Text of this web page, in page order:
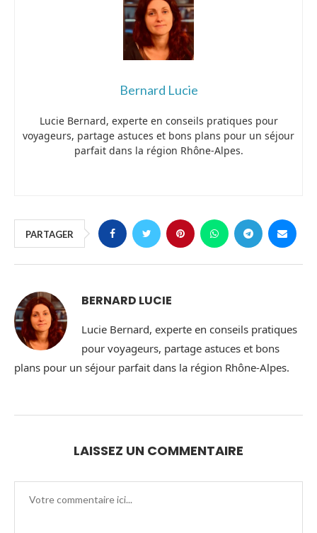
Bernard Lucie
Lucie Bernard, experte en conseils pratiques pour
voyageurs, partage astuces et bons plans pour un séjour
parfait dans la région Rhône-Alpes.
PARTAGER
BERNARD LUCIE
Lucie Bernard, experte en conseils pratiques
pour voyageurs, partage astuces et bons
plans pour un séjour parfait dans la région Rhône-Alpes.
LAISSEZ UN COMMENTAIRE